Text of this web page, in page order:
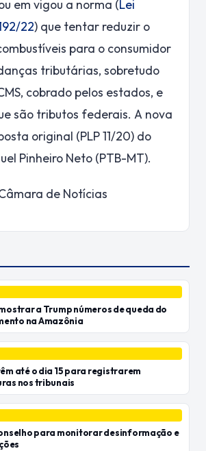
em vigou a norma (Lei
22) que tentar reduzir o
para o consumidor
tributárias, sobretudo
, cobrado pelos estados, e
são tributos federais. A nova
original (PLP 11/20) do
Pinheiro Neto (PTB-MT).
de Notícias
a Trump números de queda do
na Amazônia
até o dia 15 para registrarem
nos tribunais
para monitorar desinformação e